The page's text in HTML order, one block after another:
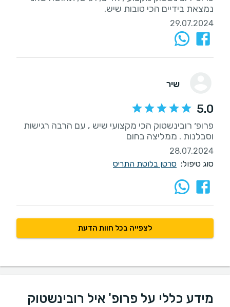
נמצאת בידיים הכי טובות שיש.
29.07.2024
שיר
5.0
פרופ׳ רובינשטוק הכי מקצועי שיש , עם הרבה רגישות
וסבלנות . ממליצה בחום
28.07.2024
סוג טיפול: סרטן בלוטת התריס
לצפייה בכל חוות הדעת
מידע כללי על פרופ' איל רובינשטוק